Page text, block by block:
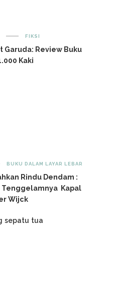
FIKSI
Garuda: Review Buku
Kaki
BUKU DALAM LAYAR LEBAR
Rindu Dendam :
Tenggelamnya Kapal
Wijck